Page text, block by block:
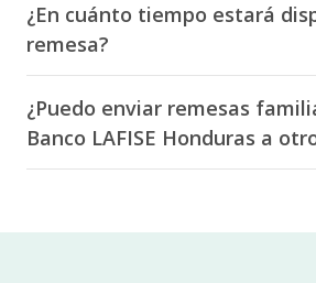
¿En cuánto tiempo estará
remesa?
¿Puedo enviar remesas
Banco LAFISE Honduras a